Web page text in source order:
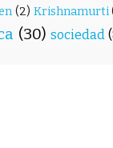
(2) Krishnamurti
(30) sociedad